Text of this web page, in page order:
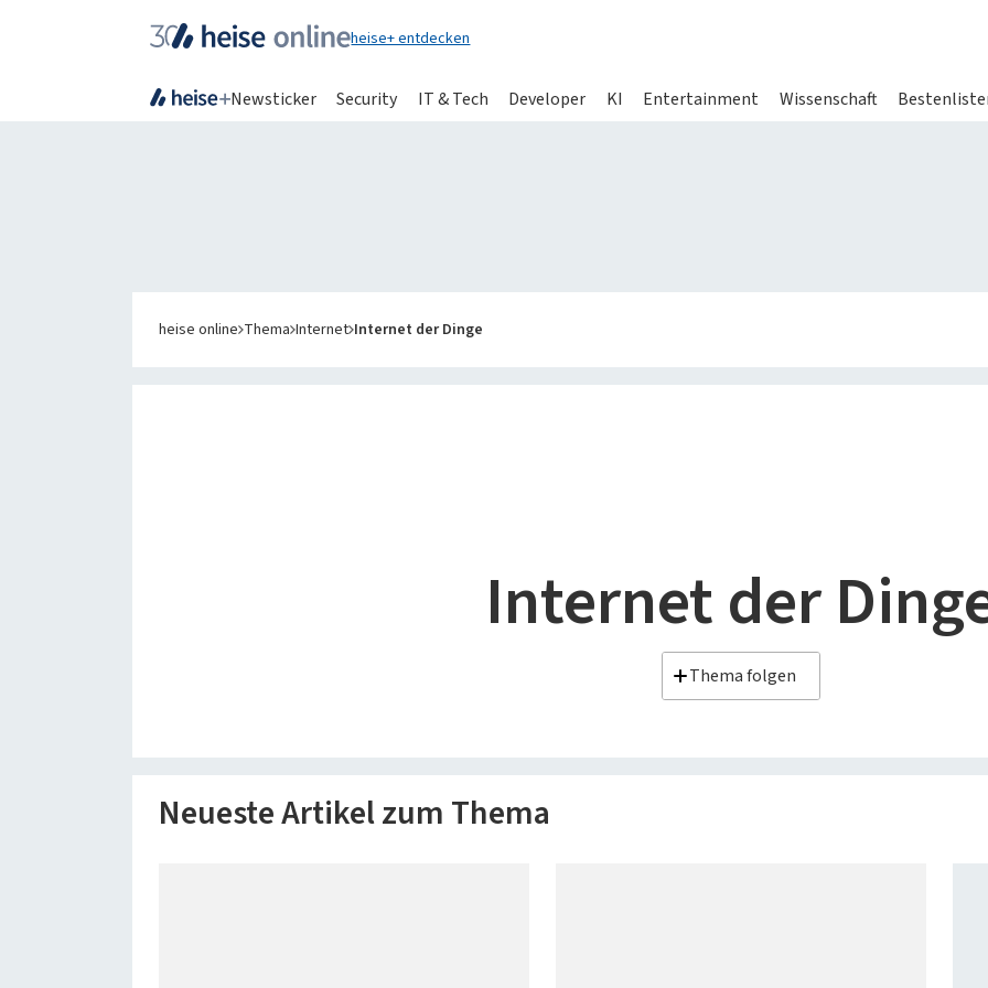
heise+ entdecken
Ratgeber
heise autos
Newsticker Security IT & Tech Developer KI Entertainment Wissenschaft
heise online Thema Internet Internet der Dinge
Internet der
Thema folgen
Neueste Artikel zum Thema